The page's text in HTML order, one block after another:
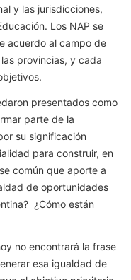
y las jurisdicciones,
Los NAP se
acuerdo al campo de
provincias, y cada
presentados como
parte de la
su significación
para construir, en
común que aporte a
de oportunidades
¿Cómo están
no encontrará la frase
esa igualdad de